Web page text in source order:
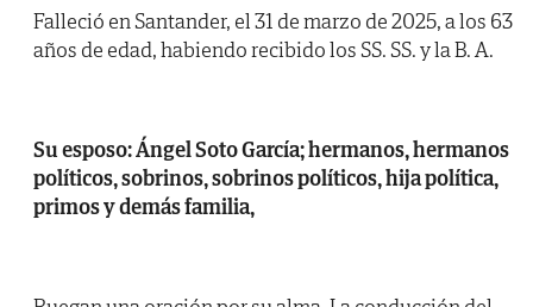
Falleció en Santander, el 31 de marzo de 2025, a los 63
años de edad, habiendo recibido los SS. SS. y la B. A.
Su esposo: Ángel Soto García; hermanos, hermanos
políticos, sobrinos, sobrinos políticos, hija política,
primos y demás familia,